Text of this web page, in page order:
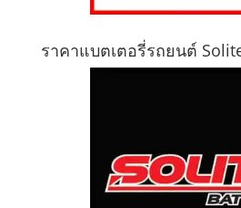
ราคาแบตเตอรี่รถยนต์